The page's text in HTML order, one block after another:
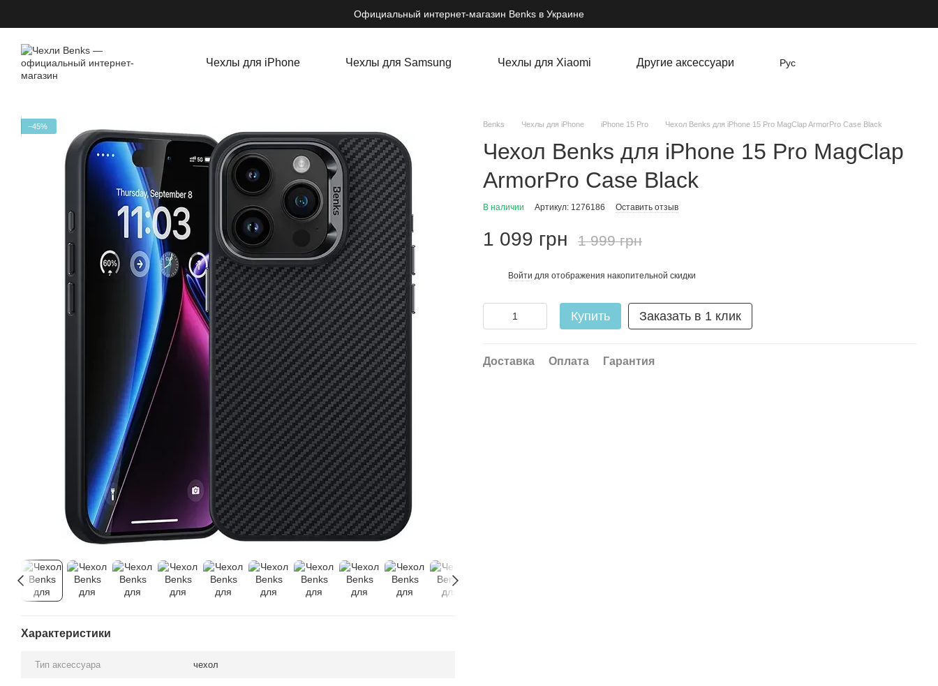
Официальный интернет-магазин Benks в Украине
Чехлы для iPhone Чехлы для Samsung Чехлы для Xiaomi Другие аксессуари Рус
−45%
Характеристики
Тип аксессуара чехол
Benks Чехлы для iPhone iPhone 15 Pro Чехол Benks для iPhone 15 Pro MagClap ArmorPro Case Black
Чехол Benks для iPhone 15 Pro MagClap
ArmorPro Case Black
В наличии Артикул: 1276186 Оставить отзыв
1 099 грн 1 999 грн
Войти для отображения накопительной скидки
Купить Заказать в 1 клик
Доставка Оплата Гарантия